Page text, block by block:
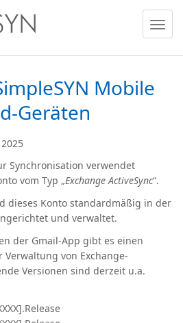
Menü
ein
oder
Mobile
Geräten
Synchronisation verwendet
vom Typ „Exchange ActiveSync“.
dieses Konto standardmäßig in der
und verwaltet.
der Gmail-App gibt es einen
Verwaltung von Exchange-
Versionen sind derzeit u.a.
.Release